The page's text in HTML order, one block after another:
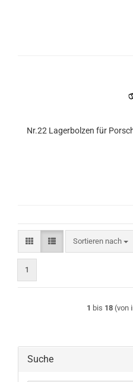
Nr.22 Lagerbolzen für
Sortieren nach
Sortieren nach
1
1 bis 18 (von
Suche